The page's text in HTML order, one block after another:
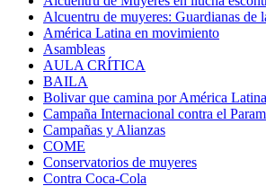
Alcuentru de muyeres: Guardianas de
América Latina en movimiento
Asambleas
AULA CRÍTICA
BAILA
Bolivar que camina por América Latina
Campaña Internacional contra el
Campañas y Alianzas
COME
Conservatorios de muyeres
Contra Coca-Cola